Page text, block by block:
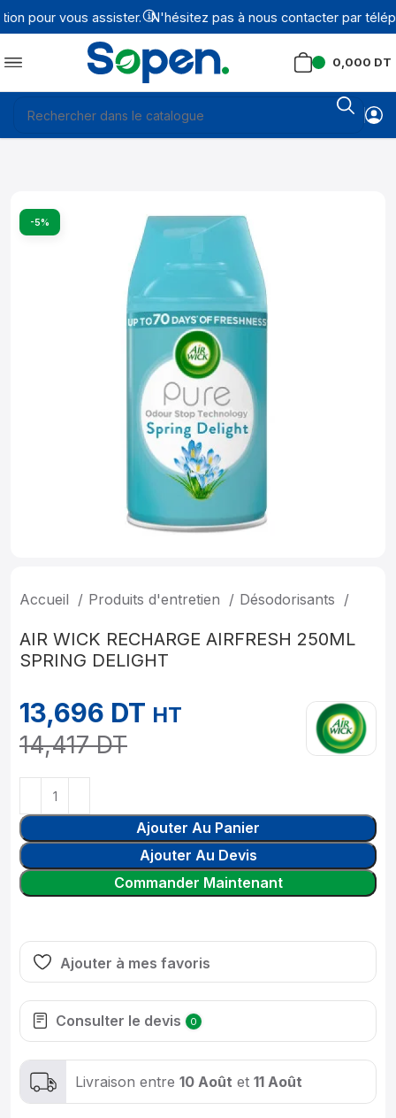
pour vous assister. N'hésitez pas à nous contacter par
0,000 DT
-5%
Accueil Produits d'entretien Désodorisants
AIR WICK RECHARGE AIRFRESH 250ML
SPRING DELIGHT
13,696 DT HT
14,417DT
Ajouter Au Panier
Ajouter Au Devis
Commander Maintenant
Ajouter à mes favoris
Consulter le devis 0
Livraison entre 10 Août et 11 Août